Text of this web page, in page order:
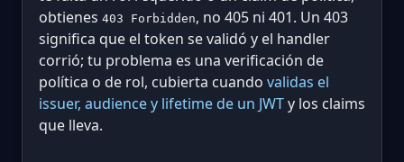
obtienes 403 Forbidden, no 405 ni 401. Un 403
significa que el token se validó y el handler
corrió; tu problema es una verificación de
política o de rol, cubierta cuando validas el
issuer, audience y lifetime de un JWTy los claims
que lleva.